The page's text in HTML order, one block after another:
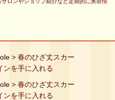
> 春のひざ丈スカー
ンを手に入れる
> 春のひざ丈スカー
ンを手に入れる